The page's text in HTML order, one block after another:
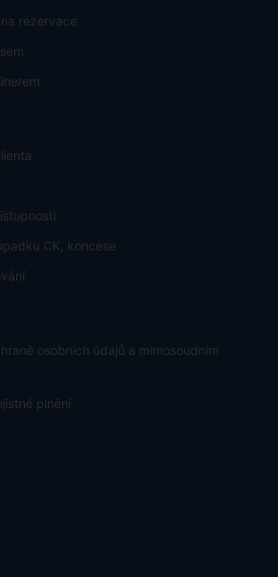
rezervace
CK, koncese
osobních údajů a mimosoudním
plnění